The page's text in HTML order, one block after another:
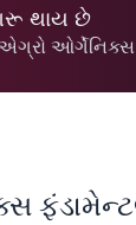
થાય છે
ઓર્ગેનિક્સ